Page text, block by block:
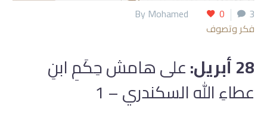
3
0
By Mohamed
فكر وتصوف
28 أبريل:
على هامش حِكَمِ ابنِ
عطاءِ الله السكندري – 1